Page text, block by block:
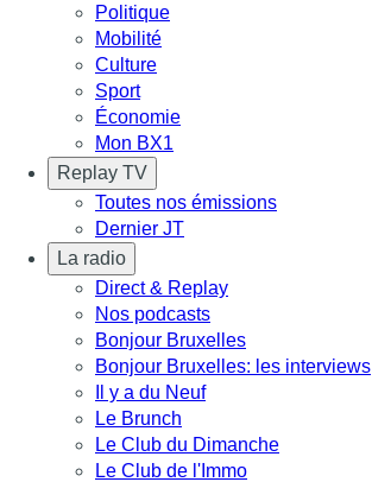
Politique
Mobilité
Culture
Sport
Économie
Mon BX1
Replay TV
Toutes nos émissions
Dernier JT
La radio
Direct & Replay
Nos podcasts
Bonjour Bruxelles
Bonjour Bruxelles: les interviews
Il y a du Neuf
Le Brunch
Le Club du Dimanche
Le Club de l'Immo